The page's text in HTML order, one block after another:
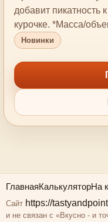
добавит пикатность
курочке. *Масса/
Новинки
ГлавнаяКалькуляторНа
Сайт https://
и не связан с «Вкусно - и